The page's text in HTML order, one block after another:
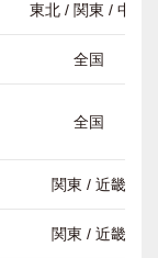
東北 / 関東 / 中部
全国
全国
関東 / 近畿
関東 / 近畿